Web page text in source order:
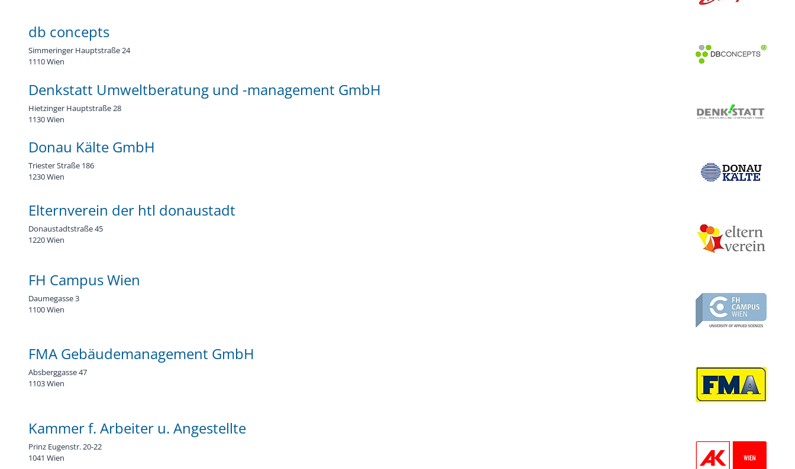
db concepts
Simmeringer Hauptstraße 24
1110 Wien
Denkstatt Umweltberatung und -management GmbH
Hietzinger Hauptstraße 28
1130 Wien
Donau Kälte GmbH
Triester Straße 186
1230 Wien
Elternverein der htl donaustadt
Donaustadtstraße 45
1220 Wien
FH Campus Wien
Daumegasse 3
1100 Wien
FMA Gebäudemanagement GmbH
Absberggasse 47
1103 Wien
Kammer f. Arbeiter u. Angestellte
Prinz Eugenstr. 20-22
1041 Wien